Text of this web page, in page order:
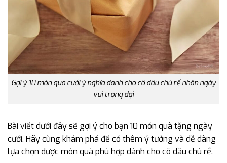
Gợi ý 10 món quà cưới ý nghĩa dành cho cô dâu chú rể nhân ngày
vui trọng đại
Bài viết dưới đây sẽ gợi ý cho bạn 10 món quà tặng ngày
cưới. Hãy cùng khám phá để có thêm ý tưởng và dễ dàng
lựa chọn được món quà phù hợp dành cho cô dâu chú rể.